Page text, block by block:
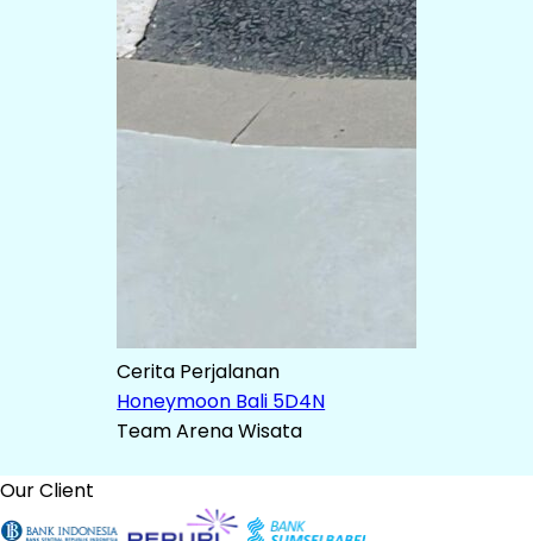
Cerita Perjalanan
Honeymoon Bali 5D4N
Team Arena Wisata
Our Client